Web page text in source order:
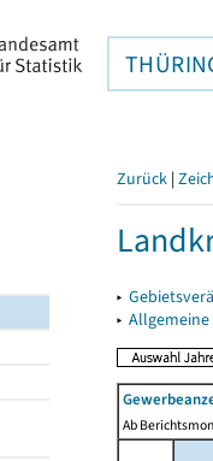
Zurück |
▸
▸
Ab